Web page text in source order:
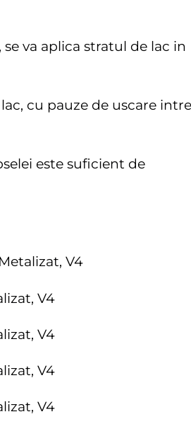
va aplica stratul de lac in
cu pauze de uscare intre
este suficient de